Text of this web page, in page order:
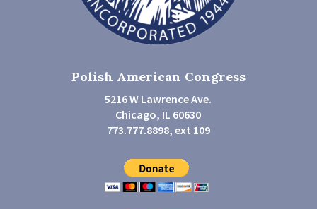
Polish American Congress
5216 W Lawrence Ave.
Chicago, IL 60630
773.777.8898, ext 109